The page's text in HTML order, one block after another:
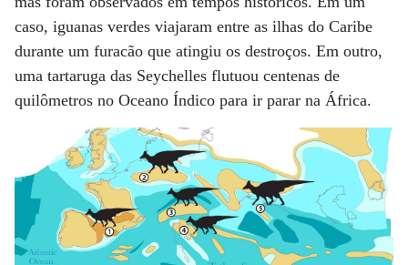
caso, iguanas verdes viajaram entre as ilhas do Caribe
durante um furacão que atingiu os destroços. Em outro,
uma tartaruga das Seychelles flutuou centenas de
quilômetros no Oceano Índico para ir parar na África.